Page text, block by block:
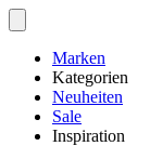
Marken
Kategorien
Neuheiten
Sale
Inspiration